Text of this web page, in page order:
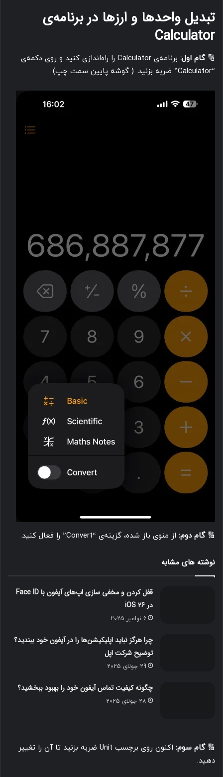
تبدیل واحدها و ارزها در برنامه‌ی
Calculator
🔢گام اول:
برنامه‌ی Calculator را راه‌اندازی کنید و روی دکمه‌ی
“Calculator” ضربه بزنید. ( گوشه پایین سمت چپ)
🔢گام دوم: از منوی باز شده، گزینه‌ی “Convert” را فعال کنید.
نوشته های مشابه
قفل‌ کردن و مخفی‌ سازی اپ‌های آیفون با Face ID
در iOS 26
6 نوامبر 2025
چرا هرگز نباید اپلیکیشن‌ها را در آیفون خود ببندید؟
توضیح شرکت اپل
29 جولای 2025
چگونه کیفیت تماس آیفون خود را بهبود ببخشید؟
28 جولای 2025
🔢گام سوم:
اکنون روی برچسب Unit ضربه بزنید تا آن را تغییر
دهید.